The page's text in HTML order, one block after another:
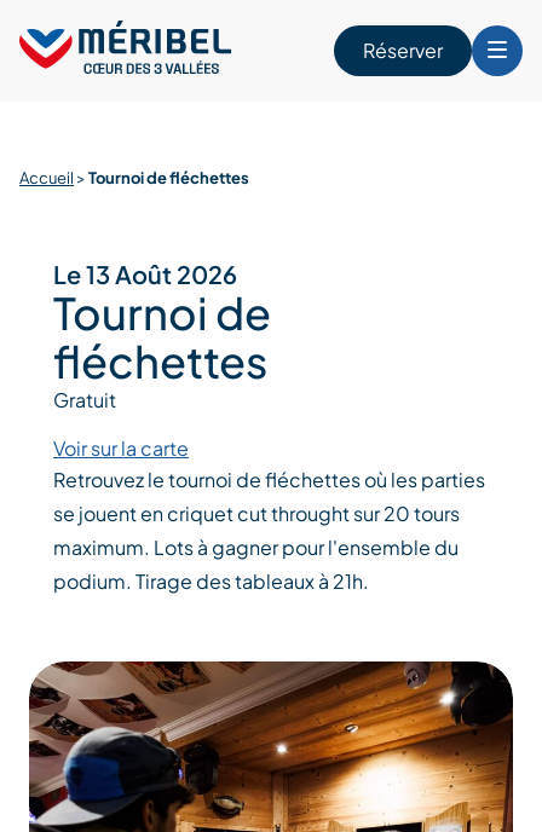
content
Réserver
Accueil >Tournoi de fléchettes
Le 13 Août 2026
Tournoi de
fléchettes
Gratuit
Voir sur la carte
Retrouvez le tournoi de fléchettes où les parties
se jouent en criquet cut throught sur 20 tours
maximum. Lots à gagner pour l'ensemble du
podium. Tirage des tableaux à 21h.